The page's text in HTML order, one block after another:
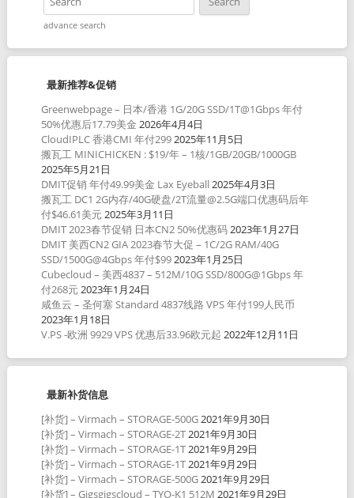
advance search
最新推荐&促销
Greenwebpage – 日本/香港 1G/20G SSD/1T@1Gbps 年付
50%优惠后17.79美金 2026年4月4日
CloudIPLC 香港CMI 年付2992025年11月5日
搬瓦工 MINICHICKEN : $19/年 – 1核/1GB/20GB/1000GB
2025年5月21日
DMIT促销 年付49.99美金 Lax Eyeball 2025年4月3日
搬瓦工 DC1 2G内存/40G硬盘/2T流量@2.5G端口优惠码后年
付$46.61美元2025年3月11日
DMIT 2023春节促销 日本CN2 50%优惠码2023年1月27日
DMIT 美西CN2 GIA 2023春节大促 – 1C/2G RAM/40G
SSD/1500G@4Gbps 年付$992023年1月25日
Cubecloud – 美西4837 – 512M/10G SSD/800G@1Gbps 年
付268元2023年1月24日
咸鱼云 – 圣何塞 Standard 4837线路 VPS 年付199人民币
2023年1月18日
V.PS -欧洲 9929 VPS 优惠后33.96欧元起 2022年12月11日
最新补货信息
[补货] – Virmach – STORAGE-500G2021年9月30日
[补货] – Virmach – STORAGE-2T2021年9月30日
[补货] – Virmach – STORAGE-1T2021年9月29日
[补货] – Virmach – STORAGE-1T2021年9月29日
[补货] – Virmach – STORAGE-500G2021年9月29日
[补货] – Gigsgigscloud – TYO-K1 512M 2021年9月29日